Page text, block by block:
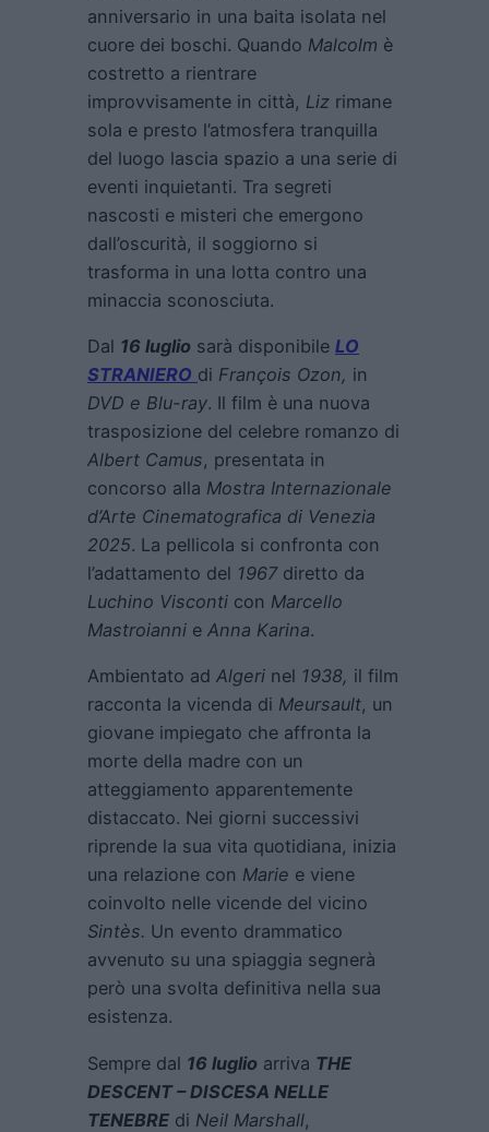
anniversario in una baita isolata nel
cuore dei boschi. Quando Malcolm è
costretto a rientrare
improvvisamente in città, Liz rimane
sola e presto l’atmosfera tranquilla
del luogo lascia spazio a una serie di
eventi inquietanti. Tra segreti
nascosti e misteri che emergono
dall’oscurità, il soggiorno si
trasforma in una lotta contro una
minaccia sconosciuta.
Dal 16 luglio sarà disponibile LO
STRANIERO di François Ozon, in
DVD e Blu-ray. Il film è una nuova
trasposizione del celebre romanzo di
Albert Camus, presentata in
concorso alla Mostra Internazionale
d’Arte Cinematografica di Venezia
2025. La pellicola si confronta con
l’adattamento del 1967diretto da
Luchino Visconti con Marcello
Mastroianni e Anna Karina.
Ambientato ad Algeri nel 1938, il film
racconta la vicenda di Meursault, un
giovane impiegato che affronta la
morte della madre con un
atteggiamento apparentemente
distaccato. Nei giorni successivi
riprende la sua vita quotidiana, inizia
una relazione con Marie e viene
coinvolto nelle vicende del vicino
Sintès. Un evento drammatico
avvenuto su una spiaggia segnerà
però una svolta definitiva nella sua
esistenza.
Sempre dal 16 luglio arriva THE
DESCENT – DISCESA NELLE
TENEBRE di Neil Marshall,